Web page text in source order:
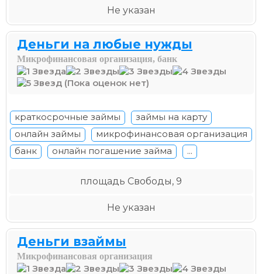
Не указан
Деньги на любые нужды
Микрофинансовая организация, банк
(Пока оценок нет)
краткосрочные займы
займы на карту
онлайн займы
микрофинансовая организация
банк
онлайн погашение займа ...
площадь Свободы, 9
Не указан
Деньги взаймы
Микрофинансовая организация